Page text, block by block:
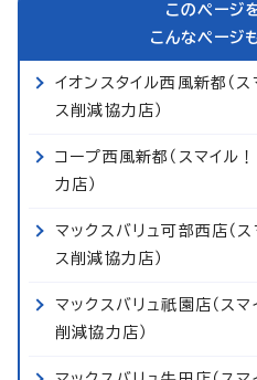
このページ
こんなページ
イオンスタイル西風新都（
ス削減協力店）
コープ西風新都（スマイ
力店）
マックスバリュ可部西店（
ス削減協力店）
マックスバリュ祇園店（ス
削減協力店）